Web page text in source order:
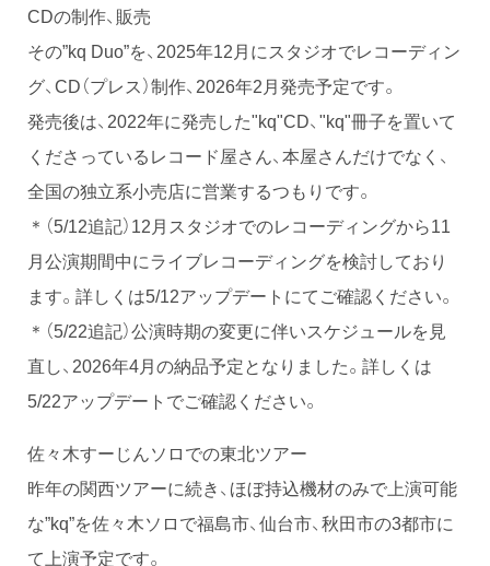
CDの制作、販売
その”kq Duo”を、2025年12月にスタジオでレコーディン
グ、CD（プレス）制作、2026年2月発売予定です。
発売後は、2022年に発売した"kq"CD、"kq"冊子を置いて
くださっているレコード屋さん、本屋さんだけでなく、
全国の独立系小売店に営業するつもりです。
＊（5/12追記）12月スタジオでのレコーディングから11
月公演期間中にライブレコーディングを検討しており
ます。詳しくは5/12アップデートにてご確認ください。
＊（5/22追記）公演時期の変更に伴いスケジュールを見
直し、2026年4月の納品予定となりました。詳しくは
5/22アップデートでご確認ください。
佐々木すーじんソロでの東北ツアー
昨年の関西ツアーに続き、ほぼ持込機材のみで上演可能
な”kq”を佐々木ソロで福島市、仙台市、秋田市の3都市に
て上演予定です。